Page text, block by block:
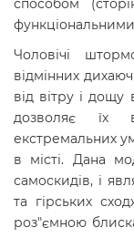
способом
Чоловічі
відмінних
від вітру і
дозволяє їх
екстремальних
в місті. Дана
самоскидів, і
та гірських
роз"ємною